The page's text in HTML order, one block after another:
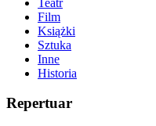
Film
Książki
Sztuka
Inne
Historia
Repertuar